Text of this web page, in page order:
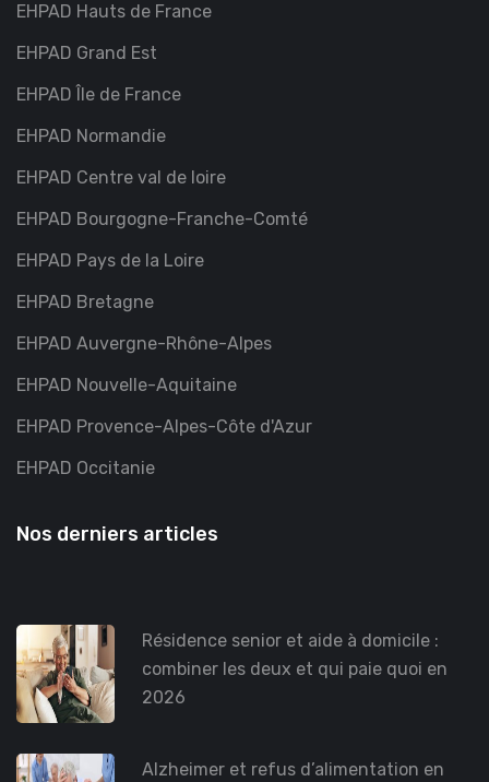
EHPAD Hauts de France
EHPAD Grand Est
EHPAD Île de France
EHPAD Normandie
EHPAD Centre val de loire
EHPAD Bourgogne-Franche-Comté
EHPAD Pays de la Loire
EHPAD Bretagne
EHPAD Auvergne-Rhône-Alpes
EHPAD Nouvelle-Aquitaine
EHPAD Provence-Alpes-Côte d'Azur
EHPAD Occitanie
Nos derniers articles
Résidence senior et aide à domicile :
combiner les deux et qui paie quoi en
2026
Alzheimer et refus d’alimentation en